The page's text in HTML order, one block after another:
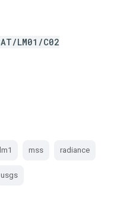
LM01/C02
lm1 mss radiance
usgs